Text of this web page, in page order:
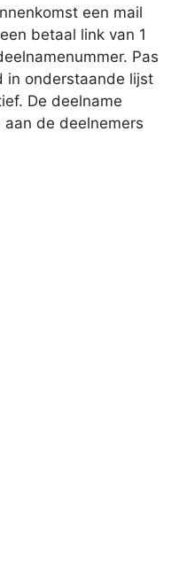
een mail
betaal link van 1
Pas
in onderstaande lijst
De deelname
de deelnemers